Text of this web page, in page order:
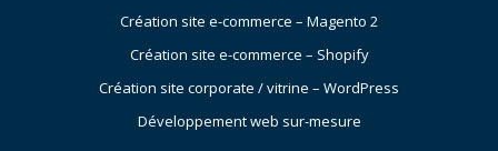
Création site e-commerce – Magento 2
Création site e-commerce – Shopify
Création site corporate / vitrine – WordPress
Développement web sur-mesure